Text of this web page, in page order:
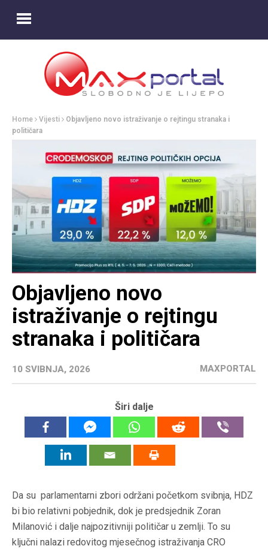
Home Vijesti
Objavljeno novo istraživanje o rejtingu stranaka i
političara
Objavljeno novo
istraživanje o rejtingu
stranaka i političara
10 SVIBNJA, 2026 MAXPORTAL
Širi dalje
Da su parlamentarni zbori održani početkom svibnja, HDZ
bi bio relativni pobjednik, dok je predsjednik Zoran
Milanović i dalje najpozitivniji političar u zemlji. To su
ključni nalazi redovitog mjesečnog istraživanja CRO